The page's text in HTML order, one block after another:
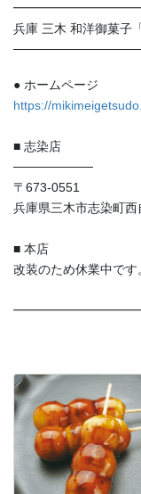
兵庫 三木 和洋御菓子
● ホームページ
https://
■ 志染店
─────────
〒673-0551
兵庫県三木市志染町
■ 本店
改装のため休業中です